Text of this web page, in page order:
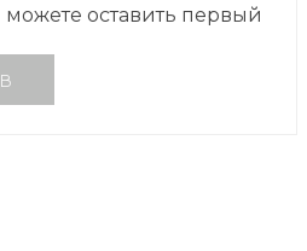
можете оставить первый